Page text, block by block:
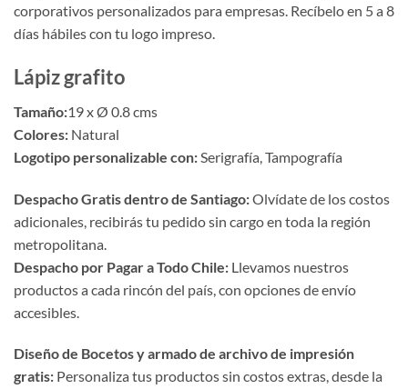
corporativos personalizados para empresas. Recíbelo en 5 a 8
días hábiles con tu logo impreso.
Lápiz grafito
Tamaño:19 x Ø 0.8 cms
Colores: Natural
Logotipo personalizable con: Serigrafía, Tampografía
Despacho Gratis dentro de Santiago:Olvídate de los costos
adicionales, recibirás tu pedido sin cargo en toda la región
metropolitana.
Despacho por Pagar a Todo Chile: Llevamos nuestros
productos a cada rincón del país, con opciones de envío
accesibles.
Diseño de Bocetos y armado de archivo de impresión
gratis: Personaliza tus productos sin costos extras, desde la